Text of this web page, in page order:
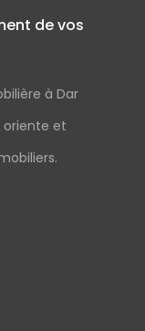
de vos
à Dar
oriente et